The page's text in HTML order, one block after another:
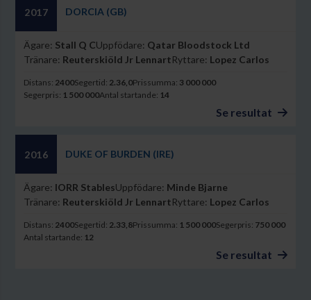
2017 DORCIA (GB)
Ägare: Stall Q CUppfödare: Qatar Bloodstock Ltd
Tränare: Reuterskiöld Jr LennartRyttare: Lopez Carlos
Distans: 2400Segertid: 2.36,0Prissumma: 3 000 000
Segerpris: 1 500 000Antal startande: 14
Se resultat
2016 DUKE OF BURDEN (IRE)
Ägare: IORR StablesUppfödare: Minde Bjarne
Tränare: Reuterskiöld Jr LennartRyttare: Lopez Carlos
Distans: 2400Segertid: 2.33,8Prissumma: 1 500 000Segerpris: 750 000
Antal startande: 12
Se resultat